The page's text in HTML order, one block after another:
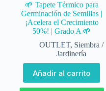
🌱 Tapete Térmico para
Germinación de Semillas |
¡Acelera el Crecimiento
50%! | Grado A 🌱
OUTLET, Siembra /
Jardinería
Añadir al carrito